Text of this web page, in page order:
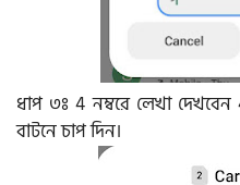
ধাপ ৩ঃ 4 নম্বরে লেখা
বাটনে চাপ দিন।